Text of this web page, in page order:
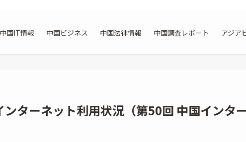
中国IT情報 中国ビジネス 中国法律情報 中国調査レポート アジア
ターネット利用状況（第50回 中国インタ